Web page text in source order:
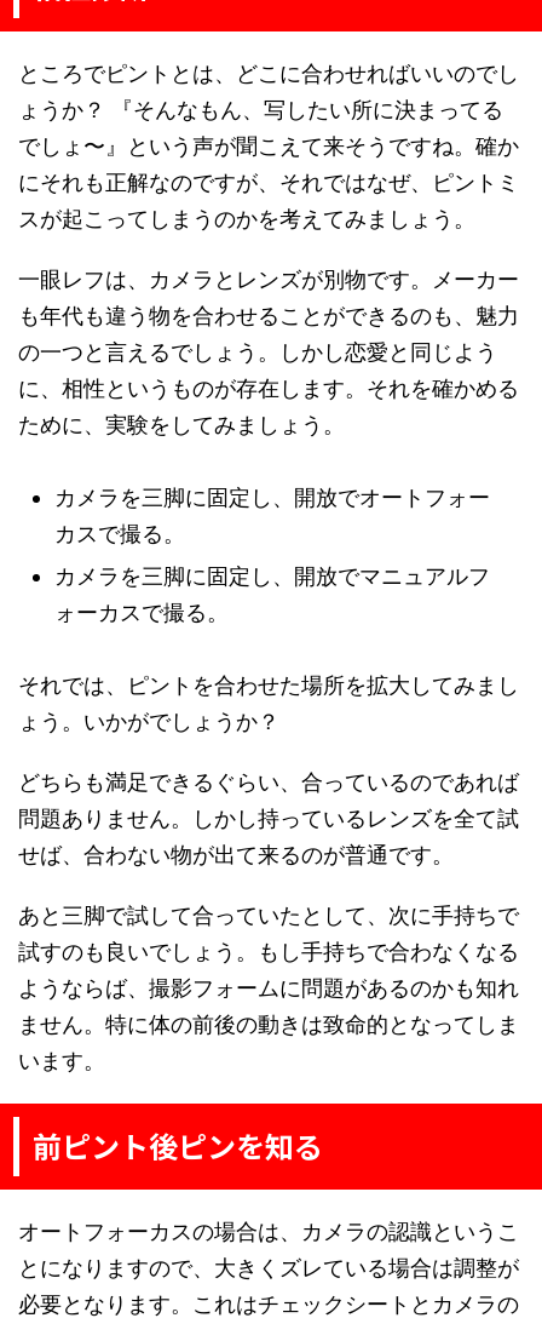
ところでピントとは、どこに合わせればいいのでし
ょうか？ 『そんなもん、写したい所に決まってる
でしょ〜』という声が聞こえて来そうですね。確か
にそれも正解なのですが、それではなぜ、ピントミ
スが起こってしまうのかを考えてみましょう。
一眼レフは、カメラとレンズが別物です。メーカー
も年代も違う物を合わせることができるのも、魅力
の一つと言えるでしょう。しかし恋愛と同じよう
に、相性というものが存在します。それを確かめる
ために、実験をしてみましょう。
カメラを三脚に固定し、開放でオートフォー
カスで撮る。
カメラを三脚に固定し、開放でマニュアルフ
ォーカスで撮る。
それでは、ピントを合わせた場所を拡大してみまし
ょう。いかがでしょうか？
どちらも満足できるぐらい、合っているのであれば
問題ありません。しかし持っているレンズを全て試
せば、合わない物が出て来るのが普通です。
あと三脚で試して合っていたとして、次に手持ちで
試すのも良いでしょう。もし手持ちで合わなくなる
ようならば、撮影フォームに問題があるのかも知れ
ません。特に体の前後の動きは致命的となってしま
います。
前ピント後ピンを知る
オートフォーカスの場合は、カメラの認識というこ
とになりますので、大きくズレている場合は調整が
必要となります。これはチェックシートとカメラの